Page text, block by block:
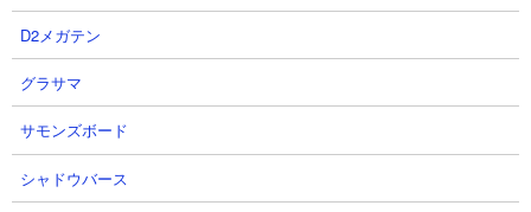
ラ登場！ 性能紹介 にゃんこ大戦争
３．PAC-MAN ネコブリンキーCC 性能紹介【にゃんこ大戦争】
●ネコブリンキーCCの基本情報
ブリンキーの速さに憧れて筋肉を鍛えたネコ
D2メガテン
グラサマ
サモンズボード
シャドウバース